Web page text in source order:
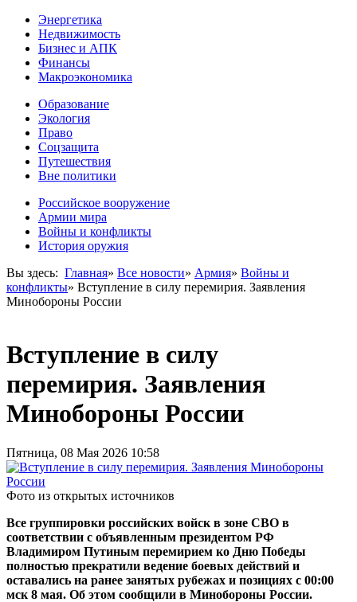
Энергетика
Недвижимость
Бизнес и АПК
Финансы
Макроэкономика
Образование
Экология
Право
Соцзащита
Путешествия
Вне политики
Российское вооружение
Армии мира
Войны и конфликты
История оружия
Вы здесь: Главная» Все новости» Армия» Войны и
конфликты» Вступление в силу перемирия. Заявления
Минобороны России
Вступление в силу
перемирия. Заявления
Минобороны России
Пятница, 08 Мая 2026 10:58
Фото из открытых источников
Все группировки российских войск в зоне СВО в
соответствии с объявленным президентом РФ
Владимиром Путиным перемирием ко Дню Победы
полностью прекратили ведение боевых действий и
оставались на ранее занятых рубежах и позициях с 00:00
мск 8 мая. Об этом сообщили в Минобороны России.